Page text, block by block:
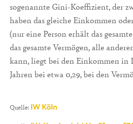
sogenannte Gini-Koeffizient, der
haben das gleiche Einkommen
(nur eine Person erhält das
das gesamte Vermögen, alle
kann, liegt bei den Einkommen in
Jahren bei etwa 0,29, bei den
Quelle: IW Köln